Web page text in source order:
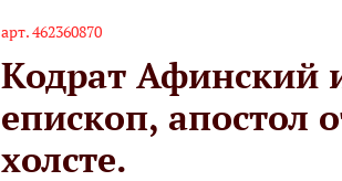
арт.462360870
Кодрат Афинский
епископ, апостол
холсте.